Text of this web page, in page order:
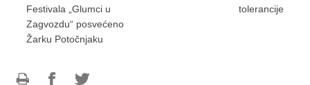
Festivala „Glumci u
Zagvozdu“ posvećeno
Žarku Potočnjaku
tolerancije